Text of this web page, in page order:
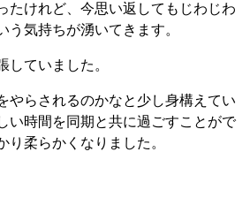
たけれど、今思い返してもじわじわ
う気持ちが湧いてきます。
していました。
やらされるのかなと少し身構えてい
い時間を同期と共に過ごすことがで
り柔らかくなりました。